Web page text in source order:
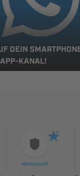
DEIN
KANAL!
Mannschaft